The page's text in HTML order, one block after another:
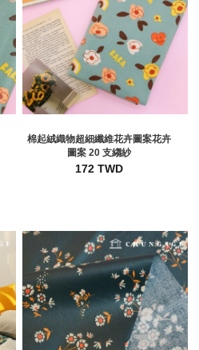
棉起絨織物超細纖維花卉圖案花卉
圖案 20 支縐紗
172 TWD